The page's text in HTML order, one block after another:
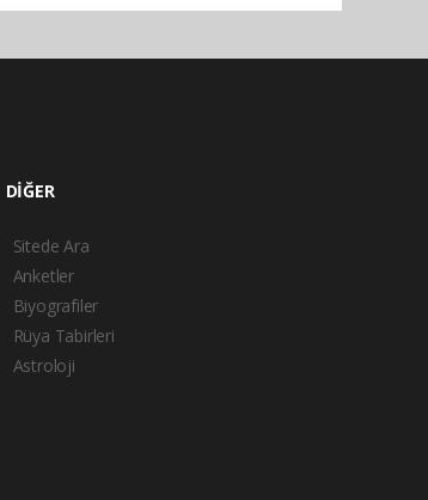
DİĞER
Sitede Ara
Anketler
Biyografiler
Rüya Tabirleri
Astroloji